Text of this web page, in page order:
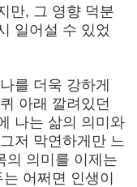
만, 그 영향 덕분
일어설 수 있었
를 더욱 강하게
아래 깔려있던
나는 삶의 의미와
저 막연하게만 느
의 의미를 이제는
어쩌면 인생이